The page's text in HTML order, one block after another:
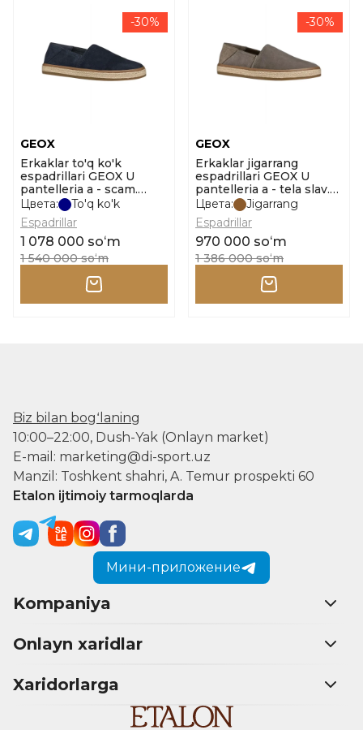
-30%
GEOX
Erkaklar to'q ko'k
espadrillari GEOX U
pantelleria a - scam.
o'lcham 40
Цвета:
To'q ko'k
Espadrillar
1 078 000 soʻm
1 540 000 soʻm
-30%
GEOX
Erkaklar jigarrang
espadrillari GEOX U
pantelleria a - tela slav.
o'lcham 40
Цвета:
Jigarrang
Espadrillar
970 000 soʻm
1 386 000 soʻm
Biz bilan bogʻlaning
10:00–22:00, Dush-Yak (Onlayn market)
E-mail: marketing@di-sport.uz
Manzil: Toshkent shahri, A. Temur prospekti 60
Etalon ijtimoiy tarmoqlarda
Мини-приложение
Kompaniya
Onlayn xaridlar
Xaridorlarga